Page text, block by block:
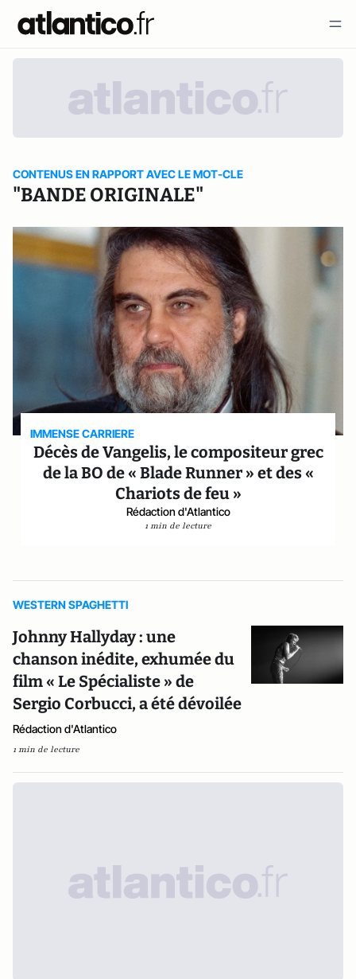
CONTENUS EN RAPPORT AVEC LE MOT-CLE
"BANDE ORIGINALE"
IMMENSE CARRIERE
Décès de Vangelis, le compositeur grec
de la BO de « Blade Runner » et des «
Chariots de feu »
Rédaction d'Atlantico
1 min de lecture
WESTERN SPAGHETTI
Johnny Hallyday : une
chanson inédite, exhumée du
film « Le Spécialiste » de
Sergio Corbucci, a été dévoilée
Rédaction d'Atlantico
1 min de lecture